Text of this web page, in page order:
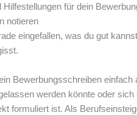
Hilfestellungen für dein
notieren
eingefallen, was du gut
Bewerbungsschreiben
werden könnte oder
formuliert ist. Als